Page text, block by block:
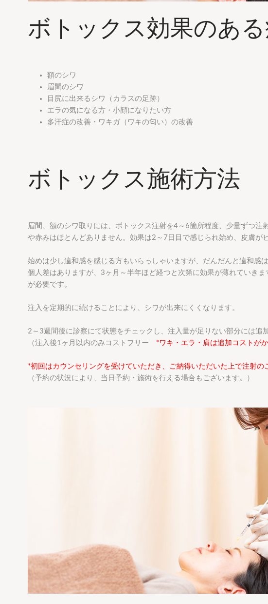
ボトックス効果のあ
額のシワ
眉間のシワ
目尻に出来るシワ（カラスの足跡）
エラの気になる方・小顔になりたい方
多汗症の改善・ワキガ（ワキの匂い）の改善
ボトックス施術方法
眉間、額のシワ取りには、ボトックス注射を4～6箇所程度、少量ずつ
や赤みはほとんどありません。効果は2～7日目で感じられ始め、皮膚が
始めは少し違和感を感じる方もいらっしゃいますが、だんだんと違和感
個人差はありますが、3ヶ月～半年ほど経つと次第に効果が薄れていき
が必要です。
注入を定期的に続けることにより、シワが出来にくくなります。
2～3週間後に診察にて状態をチェックし、注入量が足りない部分には追
（注入後1ヶ月以内のみコストフリー *ワキ・エラ・肩は追加コストが
*初回はカウンセリングを受けていただき、ご納得いただいた上で注射の
（予約の状況により、当日予約・施術を行える場合もございます。）